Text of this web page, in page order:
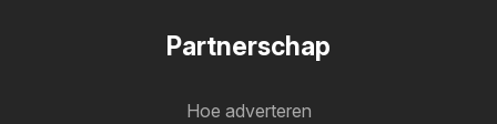
Partnerschap
Hoe adverteren